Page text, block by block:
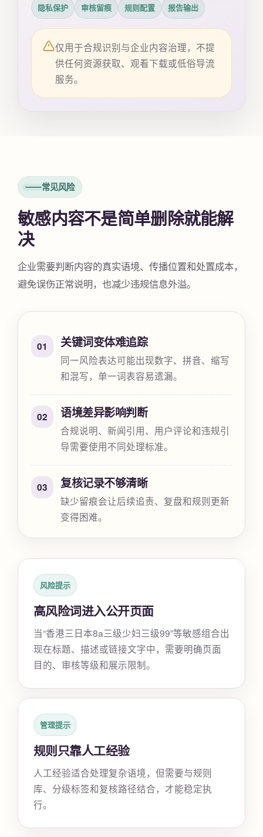
隐私保护 审核留痕 规则配置 报告输出
仅用于合规识别与企业内容治理，不提
供任何资源获取、观看下载或低俗导流
服务。
常见风险
敏感内容不是简单删除就能解
决
企业需要判断内容的真实语境、传播位置和处置成本，
避免误伤正常说明，也减少违规信息外溢。
01 关键词变体难追踪
同一风险表达可能出现数字、拼音、缩写
和混写，单一词表容易遗漏。
02 语境差异影响判断
合规说明、新闻引用、用户评论和违规引
导需要使用不同处理标准。
03 复核记录不够清晰
缺少留痕会让后续追责、复盘和规则更新
变得困难。
风险提示
高风险词进入公开页面
当“香港三日本8a三级少妇三级99”等敏感组合出
现在标题、描述或链接文字中，需要明确页面
目的、审核等级和展示限制。
管理提示
规则只靠人工经验
人工经验适合处理复杂语境，但需要与规则
库、分级标签和复核路径结合，才能稳定执
行。